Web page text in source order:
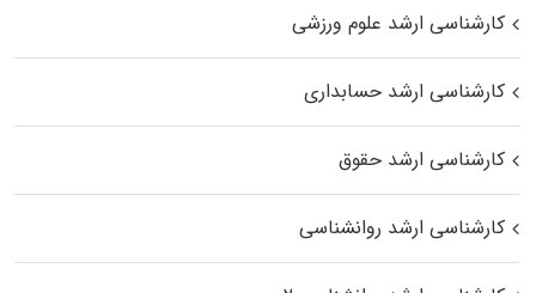
کارشناسی ارشد علوم ورزشی
کارشناسی ارشد حسابداری
کارشناسی ارشد حقوق
کارشناسی ارشد روانشناسی